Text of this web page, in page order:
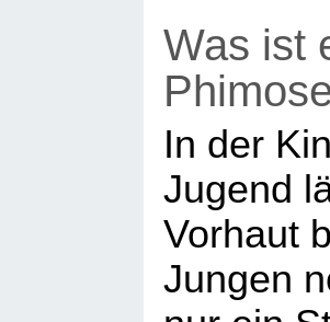
Was ist
In der
Jugend
Vorhaut
Jungen